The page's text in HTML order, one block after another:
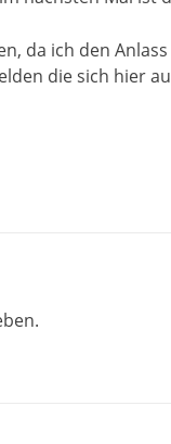
da ich den
die sich hier